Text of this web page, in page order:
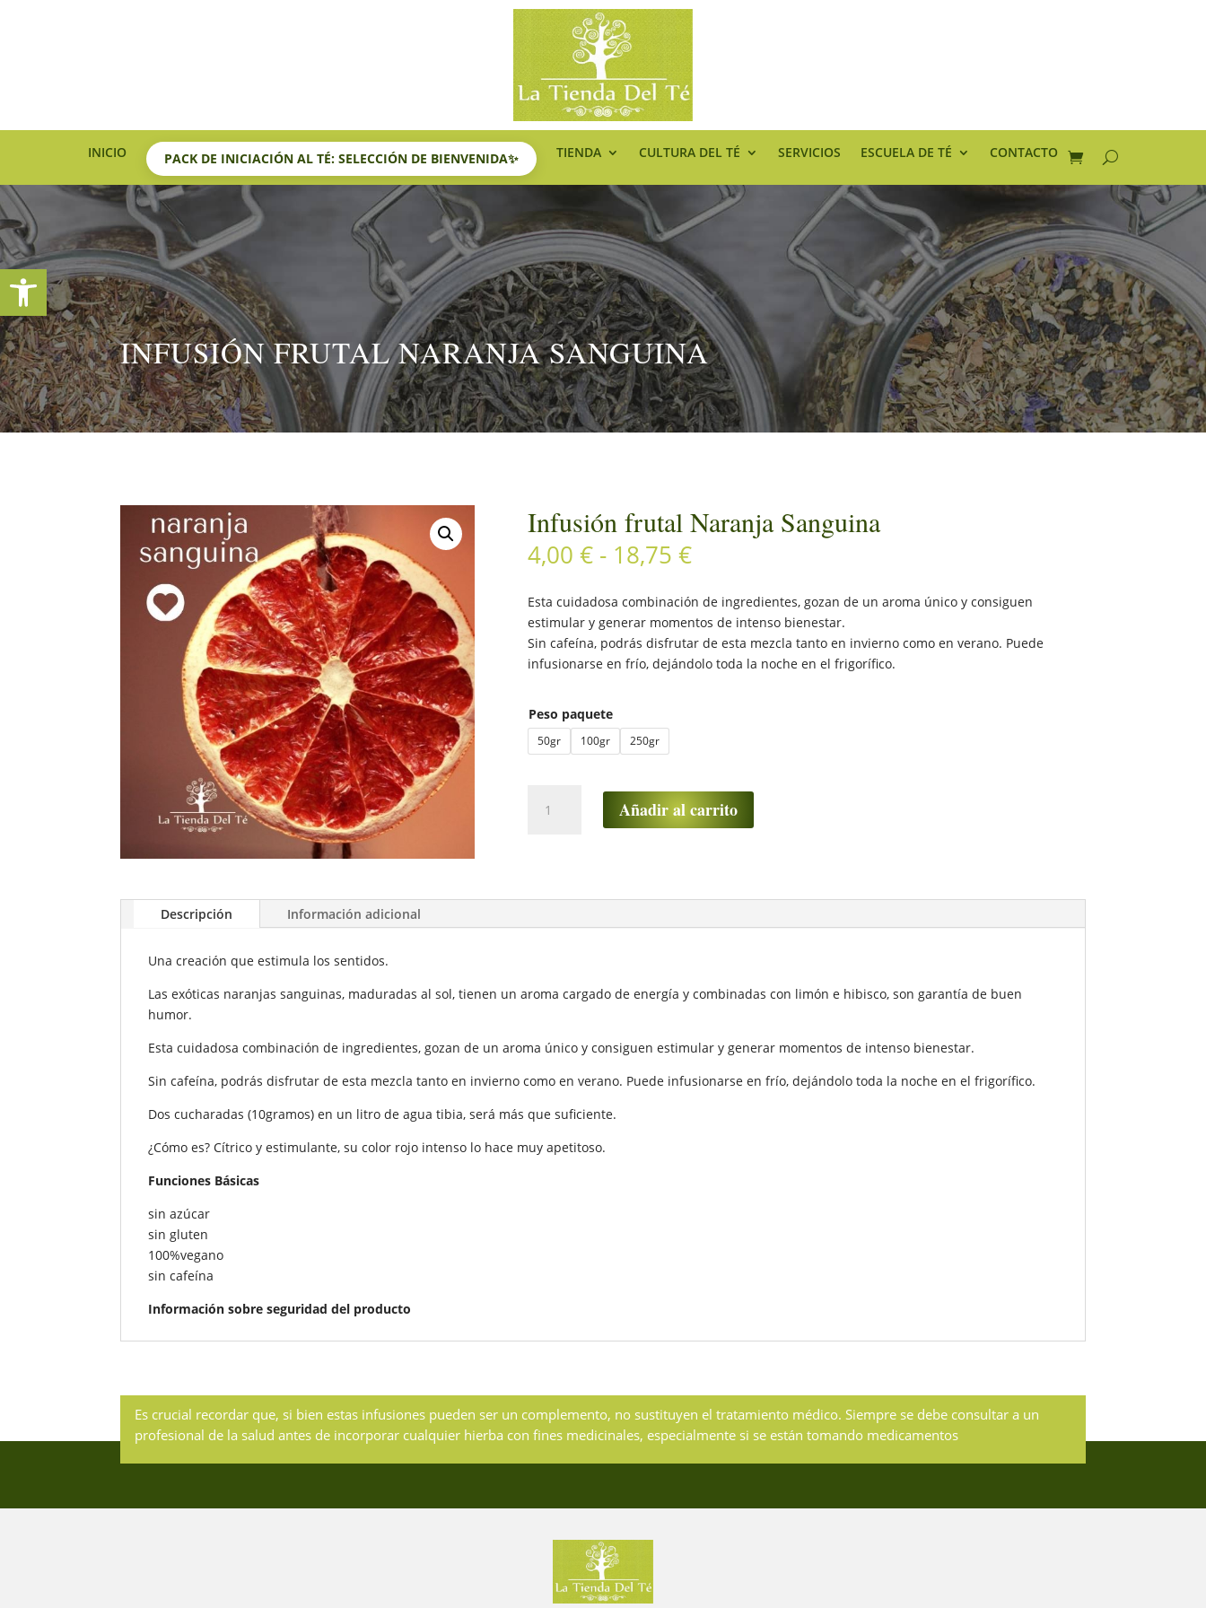
Abrir barra de herramientas
INICIO PACK DE INICIACIÓN AL TÉ: SELECCIÓN DE BIENVENIDA✨ TIENDA CULTURA DEL TÉ SERVICIOS ESCUELA DE TÉ CONTACTO
INFUSIÓN FRUTAL NARANJA SANGUINA
Infusión frutal Naranja Sanguina
4,00€ - 18,75€Rango
precios:
desde
4,00 €
hasta
18,75 €
Esta cuidadosa combinación de ingredientes, gozan de un aroma único y consiguen
estimular y generar momentos de intenso bienestar.
Sin cafeína, podrás disfrutar de esta mezcla tanto en invierno como en verano. Puede
infusionarse en frío, dejándolo toda la noche en el frigorífico.
Peso paquete
50gr 100gr 250gr
frutal
Añadir al carrito
Descripción Información adicional
Una creación que estimula los sentidos.
Las exóticas naranjas sanguinas, maduradas al sol, tienen un aroma cargado de energía y combinadas con limón e hibisco, son garantía de buen
humor.
Esta cuidadosa combinación de ingredientes, gozan de un aroma único y consiguen estimular y generar momentos de intenso bienestar.
Sin cafeína, podrás disfrutar de esta mezcla tanto en invierno como en verano. Puede infusionarse en frío, dejándolo toda la noche en el frigorífico.
Dos cucharadas (10gramos) en un litro de agua tibia, será más que suficiente.
¿Cómo es? Cítrico y estimulante, su color rojo intenso lo hace muy apetitoso.
Funciones Básicas
sin azúcar
sin gluten
100%vegano
sin cafeína
Información sobre seguridad del producto
Es crucial recordar que, si bien estas infusiones pueden ser un complemento, no sustituyen el tratamiento médico. Siempre se debe consultar a un
profesional de la salud antes de incorporar cualquier hierba con fines medicinales, especialmente si se están tomando medicamentos